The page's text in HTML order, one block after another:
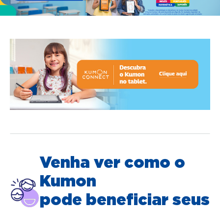
Venha ver como o
Kumon
pode beneficiar seus